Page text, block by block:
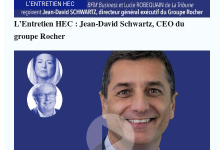
L'ENTRETIEN HEC
L’Entretien HEC : Jean-David Schwartz, CEO du
groupe Rocher